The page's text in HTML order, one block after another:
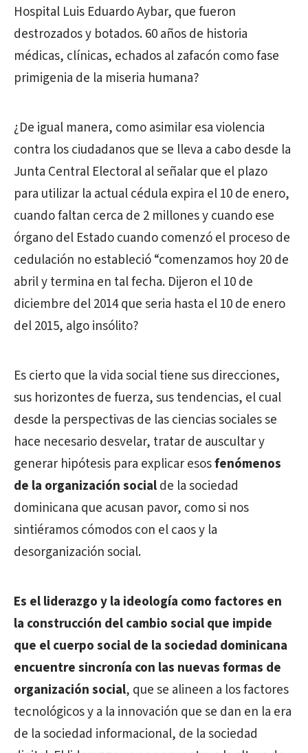
Hospital Luis Eduardo Aybar, que fueron
destrozados y botados. 60 años de historia
médicas, clínicas, echados al zafacón como fase
primigenia de la miseria humana?
¿De igual manera, como asimilar esa violencia
contra los ciudadanos que se lleva a cabo desde la
Junta Central Electoral al señalar que el plazo
para utilizar la actual cédula expira el 10 de enero,
cuando faltan cerca de 2 millones y cuando ese
órgano del Estado cuando comenzó el proceso de
cedulación no estableció “comenzamos hoy 20 de
abril y termina en tal fecha. Dijeron el 10 de
diciembre del 2014 que seria hasta el 10 de enero
del 2015, algo insólito?
Es cierto que la vida social tiene sus direcciones,
sus horizontes de fuerza, sus tendencias, el cual
desde la perspectivas de las ciencias sociales se
hace necesario desvelar, tratar de auscultar y
generar hipótesis para explicar esosfenómenos
de la organización socialde la sociedad
dominicana que acusan pavor, como si nos
sintiéramos cómodos con el caos y la
desorganización social.
Es el liderazgo y la ideología como factores en
la construcción del cambio social que impide
que el cuerpo social de la sociedad dominicana
encuentre sincronía con las nuevas formas de
organización social, que se alineen a los factores
tecnológicos y a la innovación que se dan en la era
de la sociedad informacional, de la sociedad